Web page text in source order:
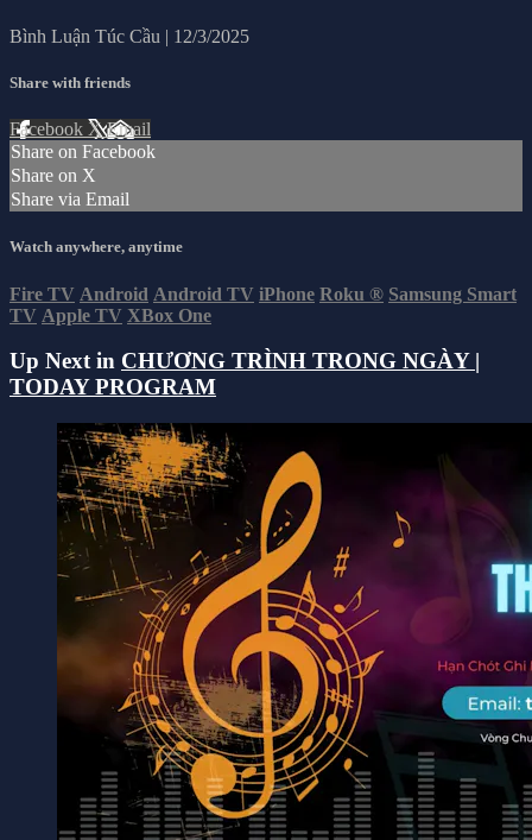
Bình Luận Túc Cầu | 12/3/2025
Share with friends
Facebook XEmail
Share on Facebook
Share on X
Share via Email
Watch anywhere, anytime
Fire TV Android Android TV iPhone Roku ® Samsung Smart
TV Apple TV XBox One
Up Next in CHƯƠNG TRÌNH TRONG NGÀY |
TODAY PROGRAM